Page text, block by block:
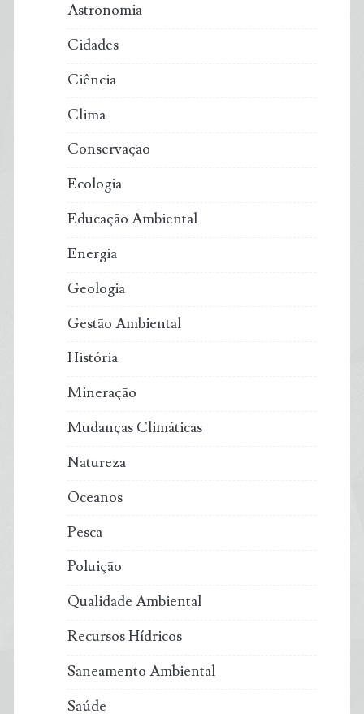
Astronomia
Cidades
Ciência
Clima
Conservação
Ecologia
Educação Ambiental
Energia
Geologia
Gestão Ambiental
História
Mineração
Mudanças Climáticas
Natureza
Oceanos
Pesca
Poluição
Qualidade Ambiental
Recursos Hídricos
Saneamento Ambiental
Saúde